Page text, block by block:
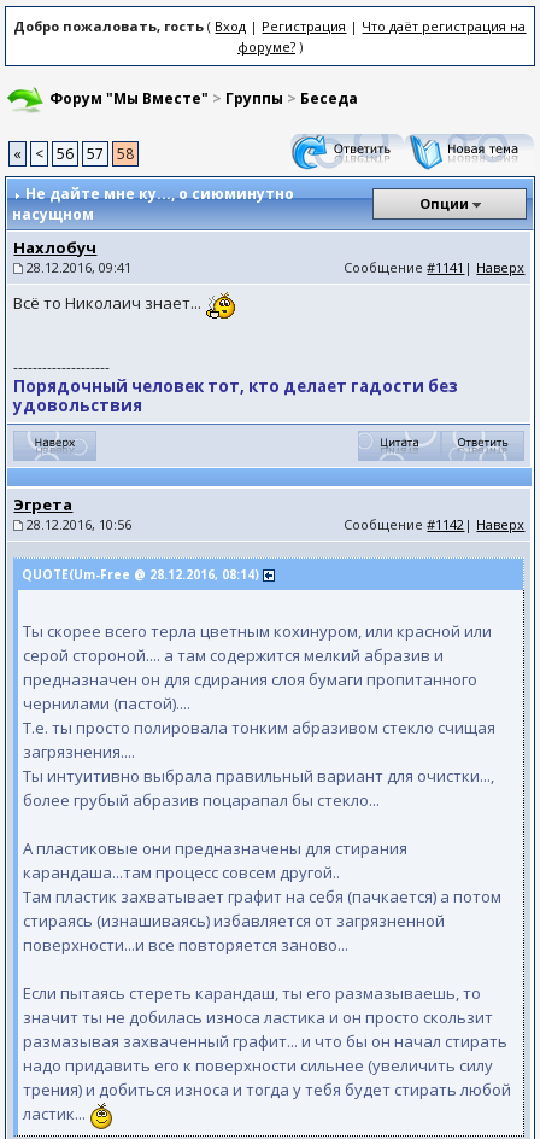
Добро пожаловать, гость ( Вход | Регистрация | Что даёт регистрация на
форуме?)
Форум "Мы Вместе" > Группы > Беседа
« < 56 57
58
Не дайте мне ку..., о сиюминутно
насущном
Опции
Нахлобуч
28.12.2016, 09:41 Сообщение#1141 | Наверх
Всё то Николаич знает...
--------------------
Порядочный человек тот, кто делает гадости без
удовольствия
Эгрета
28.12.2016, 10:56 Сообщение#1142 | Наверх
QUOTE(Um-Free @ 28.12.2016, 08:14)
Ты скорее всего терла цветным кохинуром, или красной или
серой стороной.... а там содержится мелкий абразив и
предназначен он для сдирания слоя бумаги пропитанного
чернилами (пастой)....
Т.е. ты просто полировала тонким абразивом стекло счищая
загрязнения....
Ты интуитивно выбрала правильный вариант для очистки...,
более грубый абразив поцарапал бы стекло...
А пластиковые они предназначены для стирания
карандаша...там процесс совсем другой..
Там пластик захватывает графит на себя (пачкается) а потом
стираясь (изнашиваясь) избавляется от загрязненной
поверхности...и все повторяется заново...
Если пытаясь стереть карандаш, ты его размазываешь, то
значит ты не добилась износа ластика и он просто скользит
размазывая захваченный графит... и что бы он начал стирать
надо придавить его к поверхности сильнее (увеличить силу
трения) и добиться износа и тогда у тебя будет стирать любой
ластик...